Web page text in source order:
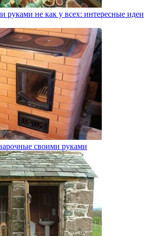
руками не как у всех: интересные идеи
своими руками